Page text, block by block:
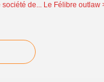
société de... Le Félibre outlaw